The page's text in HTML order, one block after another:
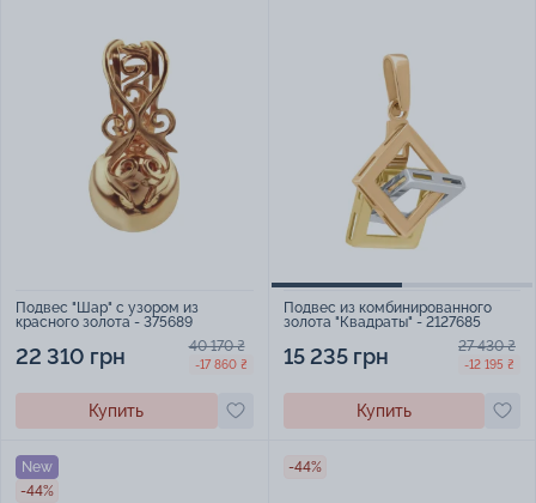
Подвес "Шар" с узором из
красного золота - 375689
22 310 грн 40 170 ₴
-17 860 ₴
Купить
Подвес из комбинированного
золота "Квадраты" - 2127685
15 235 грн 27 430 ₴
-12 195 ₴
Купить
New
-44%
-44%